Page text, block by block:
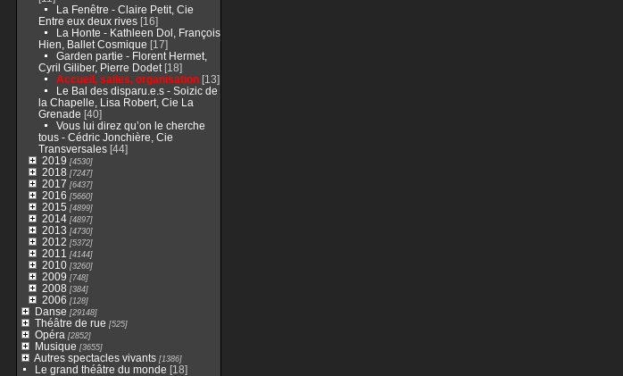
La Fenêtre - Claire Petit, Cie
Entre eux deux rives[16]
La Honte - Kathleen Dol, François
Hien, Ballet Cosmique [17]
Garden partie - Florent Hermet,
Cyril Giliber, Pierre Dodet[18]
Accueil, salles, organisation[13]
Le Bal des disparu.e.s - Soizic de
la Chapelle, Lisa Robert, Cie La
Grenade [40]
Vous lui direz qu’on le cherche
tous - Cédric Jonchière, Cie
Transversales[44]
2019 [4530]
2018 [7247]
2017 [6437]
2016 [5660]
2015 [4899]
2014[4897]
2013 [4730]
2012 [5372]
2011 [4144]
2010[3260]
2009 [748]
2008 [384]
2006 [128]
Danse [29148]
Théâtre de rue [525]
Opéra [2852]
Musique [3655]
Autres spectacles vivants[1386]
Le grand théâtre du monde [18]